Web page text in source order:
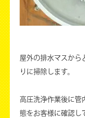
屋外の排水マスから
りに掃除します。
高圧洗浄作業後に管
態をお客様に確認し